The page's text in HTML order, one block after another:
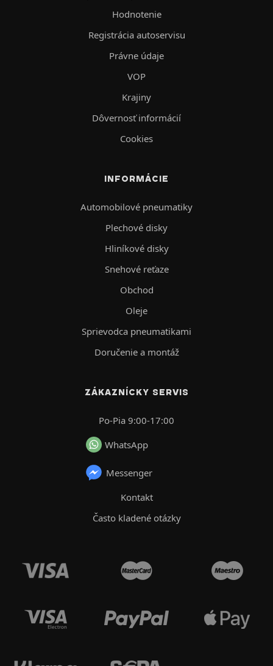
Hodnotenie
Registrácia autoservisu
Právne údaje
VOP
Krajiny
Dôvernosť informácií
Cookies
INFORMÁCIE
Automobilové pneumatiky
Plechové disky
Hliníkové disky
Snehové reťaze
Obchod
Oleje
Sprievodca pneumatikami
Doručenie a montáž
ZÁKAZNÍCKY SERVIS
Po-Pia 9:00-17:00
WhatsApp
Messenger
Kontakt
Často kladené otázky